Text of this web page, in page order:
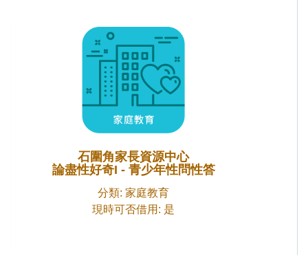
石圍角家長資源中心
論盡性好奇I - 青少年性問性答
分類: 家庭教育
現時可否借用: 是